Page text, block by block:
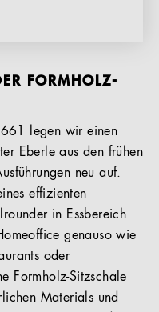
FORMHOLZ-
legen wir einen
Eberle aus den frühen
neu auf.
effizienten
in Essbereich
genauso wie
oder
Formholz-Sitzschale
Materials und